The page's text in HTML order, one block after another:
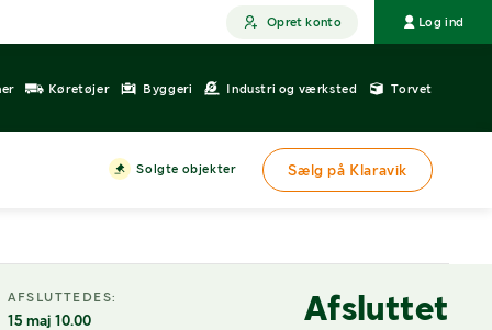
Opret konto Log ind
Køretøjer Byggeri Industri og værksted Torvet
Solgte objekter Sælg på Klaravik
AFSLUTTEDES:
15 maj 10.00 Afsluttet